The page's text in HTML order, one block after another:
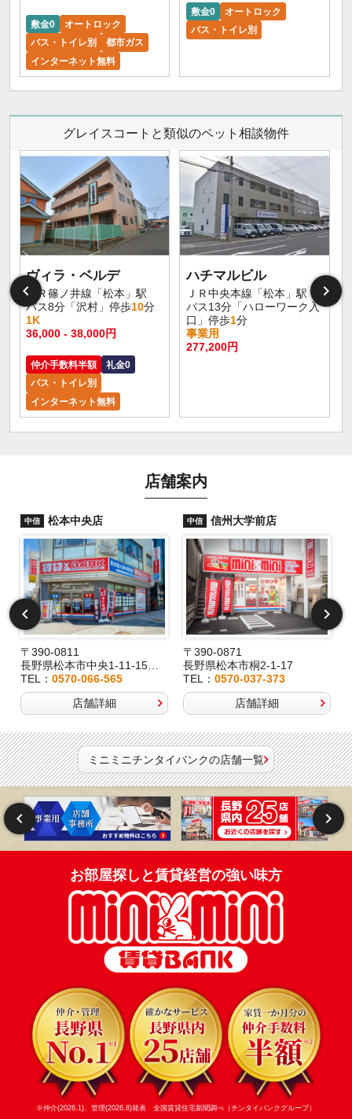
敷金0
オートロック
バス・トイレ別
都市ガス
インターネット無料
敷金0
オートロック
バス・トイレ別
グレイスコートと類似のペット相談物件
ヴィラ・ベルデ
ＪＲ篠ノ井線「松本」駅
バス8分「沢村」停歩10分
1K
36,000 - 38,000円
仲介手数料半額
礼金0
バス・トイレ別
インターネット無料
ハチマルビル
ＪＲ中央本線「松本」駅
バス13分「ハローワーク入
口」停歩1分
事業用
277,200円
店舗案内
中信 松本中央店
〒390-0811
長野県松本市中央1-11-15桂林堂ビル1F
TEL： 0570-066-565
店舗詳細
中信 信州大学前店
〒390-0871
長野県松本市桐2-1-17
TEL：0570-037-373
店舗詳細
ミニミニチンタイバンクの店舗一覧
お部屋探しと賃貸経営の強い味方
※仲介(2026.1)、管理(2026.8)発表 全国賃貸住宅新聞調べ（チンタイバンクグループ）